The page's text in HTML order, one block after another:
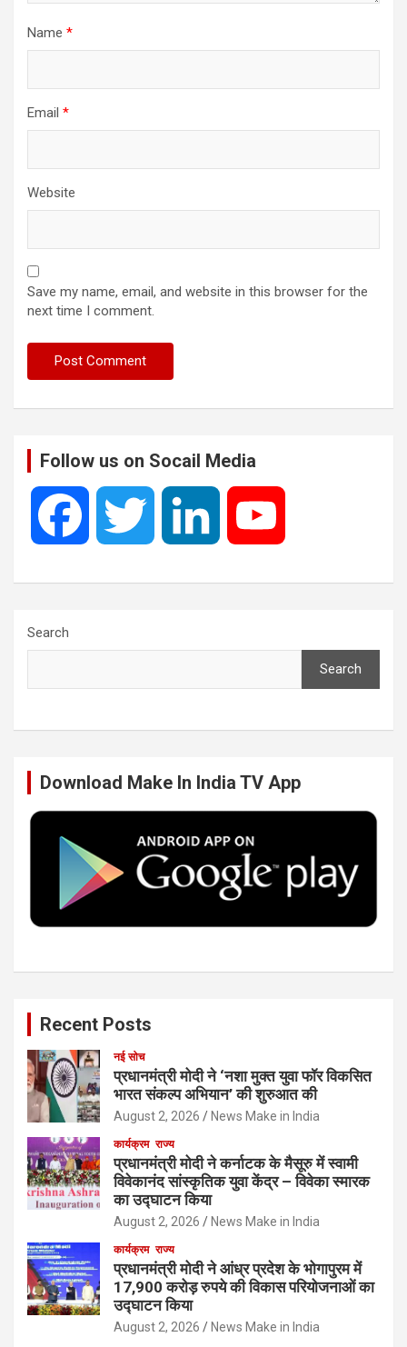
Name *
Email *
Website
Save my name, email, and website in this browser for the
next time I comment.
Follow us on Socail Media
e
o
k
t
r
k
I
n
T
e
Search
Search
Download Make In India TV App
Recent Posts
नई सोच
प्रधानमंत्री मोदी ने ‘नशा मुक्त युवा फॉर विकसित
भारत संकल्प अभियान’ की शुरुआत की
August 2, 2026 News Make in India
कार्यक्रम राज्य
प्रधानमंत्री मोदी ने कर्नाटक के मैसूरु में स्वामी
विवेकानंद सांस्कृतिक युवा केंद्र – विवेका स्मारक
का उद्घाटन किया
August 2, 2026 News Make in India
कार्यक्रम राज्य
प्रधानमंत्री मोदी ने आंध्र प्रदेश के भोगापुरम में
17,900 करोड़ रुपये की विकास परियोजनाओं का
उद्घाटन किया
August 2, 2026 News Make in India